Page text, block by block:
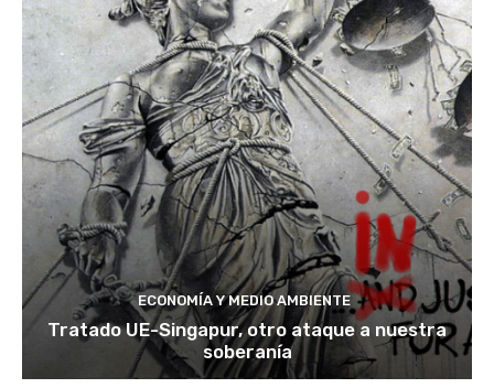
ECONOMÍA Y MEDIO AMBIENTE
Tratado UE-Singapur, otro ataque a nuestra
soberanía